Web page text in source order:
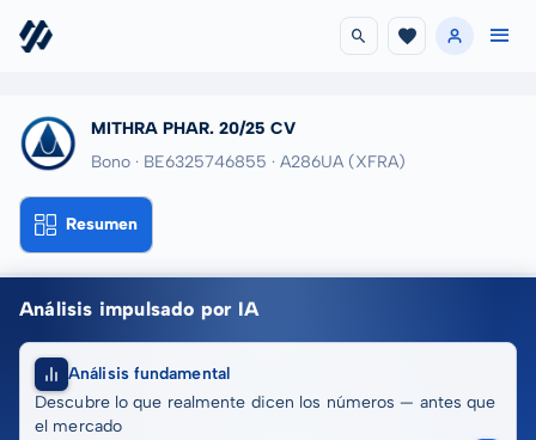
MITHRA PHAR. 20/25 CV
Bono · BE6325746855 · A286UA (XFRA)
Resumen
Análisis impulsado por IA
Análisis fundamental
Descubre lo que realmente dicen los números — antes que
el mercado